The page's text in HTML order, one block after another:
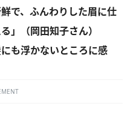
で、ふんわりした眉に仕
」（岡田知子さん）
も浮かないところに感